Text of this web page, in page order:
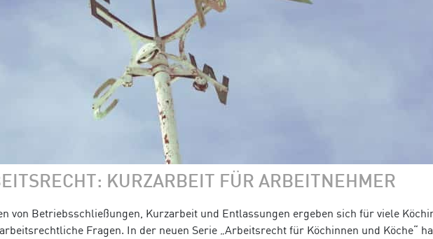
KURZARBEIT FÜR ARBEITNEHMER
von Betriebsschließungen, Kurzarbeit und Entlassungen ergeben sich für viele
Fragen. In der neuen Serie „Arbeitsrecht für Köchinnen und Köche“